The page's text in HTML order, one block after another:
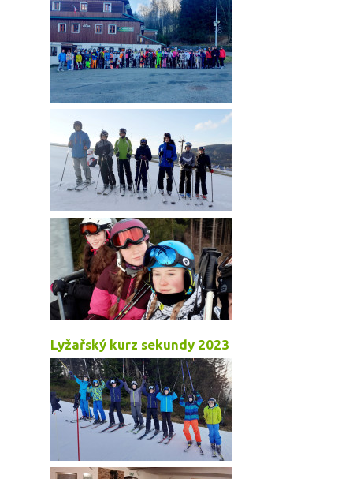
Lyžařský kurz sekundy 2023